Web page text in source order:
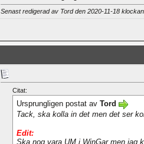
Senast redigerad av Tord den 2020-11-18
Citat:
Ursprungligen postat av Tord
Tack, ska kolla in det men det ser
Edit:
Ska nog vara UM i WinGar men jag